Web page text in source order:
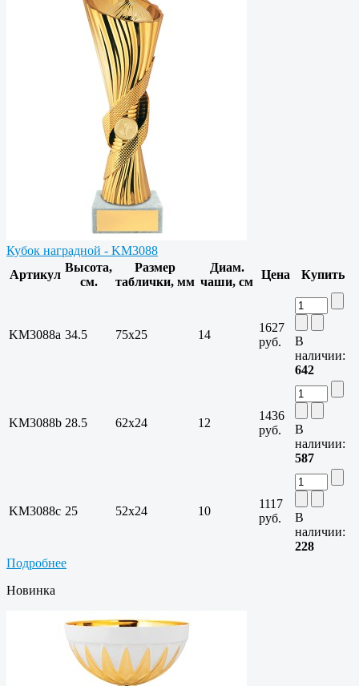
Кубок наградной - KM3088
Артикул
Высота,
см.
Размер
таблички, мм
Диам.
чаши, см
Цена Купить
KM3088a 34.5 75х25 14
1627
руб.
В
наличии:
642
KM3088b 28.5 62х24 12
1436
руб.
В
наличии:
587
KM3088c 25 52х24 10
1117
руб.
В
наличии:
228
Подробнее
Новинка